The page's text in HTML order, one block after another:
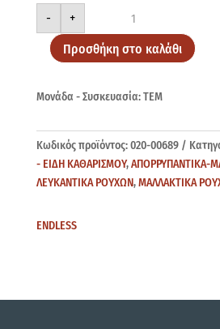
-
ENDLESS
ΜΑΛΑΚΤΙΚΟ
DR.BLUE
30M
ποσότητα
+
Προσθήκη στο καλάθι
Μονάδα - Συσκευασία: ΤΕΜ
Κωδικός προϊόντος:020-00689
- ΕΙΔΗ ΚΑΘΑΡΙΣΜΟΥ,ΑΠΟΡΡΥΠΑΝΤΙΚΑ-
ΛΕΥΚΑΝΤΙΚΑ ΡΟΥΧΩΝ,ΜΑΛΛΑΚΤΙΚΑ
ENDLESS